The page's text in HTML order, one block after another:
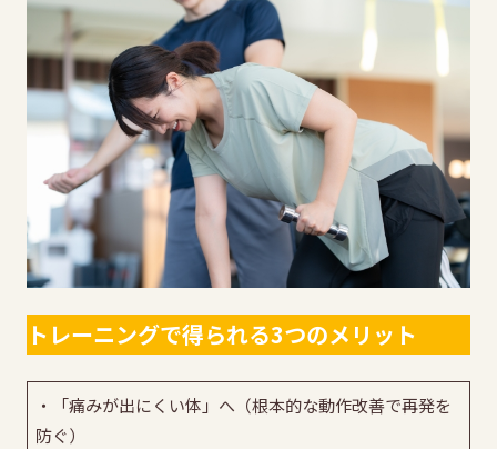
トレーニングで得られる3つのメリット
・「痛みが出にくい体」へ（根本的な動作改善で再発を
防ぐ）